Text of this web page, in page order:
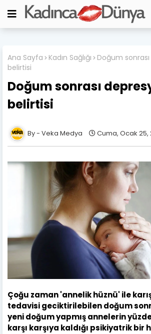
Ana Sayfa Kadın Sağlığı
Doğum
belirtisi
Doğum sonrası
belirtisi
Veka Medya Cuma, Ocak 25,
Çoğu zaman 'annelik hüznü' ile
tedavisi geciktirilebilen doğum
yeni doğum yapmış annelerin
karşı karşıya kaldığı psikiyatrik bir